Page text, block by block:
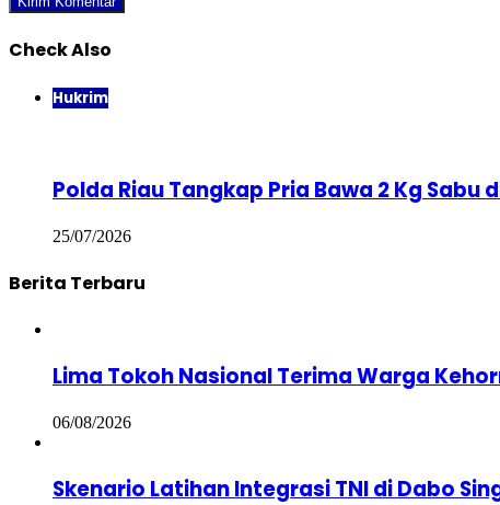
Check Also
Close Hukrim
Polda Riau Tangkap Pria Bawa 2 Kg Sabu
25/07/2026
Berita Terbaru
Lima Tokoh Nasional Terima Warga
06/08/2026
Skenario Latihan Integrasi TNI di Dabo